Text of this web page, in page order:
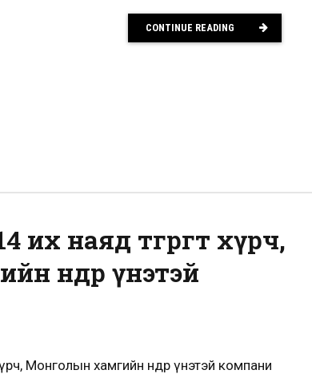
CONTINUE READING
их наяд төгрөгт хүрч,
өндөр үнэтэй
Монголын хамгийн өндөр үнэтэй компани